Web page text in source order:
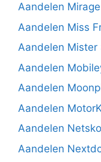
Aandelen
Aandelen Miss
Aandelen Mister
Aandelen
Aandelen
Aandelen
Aandelen
Aandelen